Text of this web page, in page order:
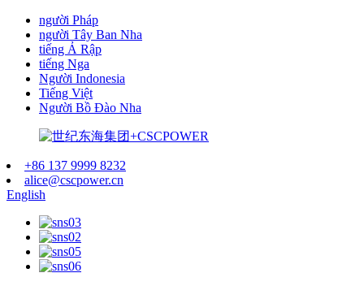
người Pháp
người Tây Ban Nha
tiếng Ả Rập
tiếng Nga
Người Indonesia
Tiếng Việt
Người Bồ Đào Nha
+86 137 9999 8232
alice@cscpower.cn
English